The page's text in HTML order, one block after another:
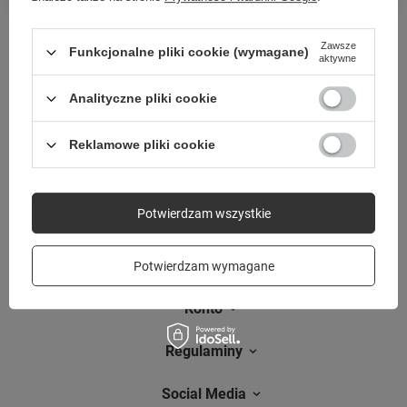
Zamówienia
Status zamówienia
Śledzenie przesyłki
Chcę zareklamować produkt
Chcę wymienić towar
Kontakt
Konto
Regulaminy
Social Media
Funkcjonalne pliki cookie (wymagane) Zawsze
aktywne
Analityczne pliki cookie
Reklamowe pliki cookie
Potwierdzam wymagane
Potwierdzam wszystkie